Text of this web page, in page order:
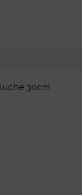
30cm